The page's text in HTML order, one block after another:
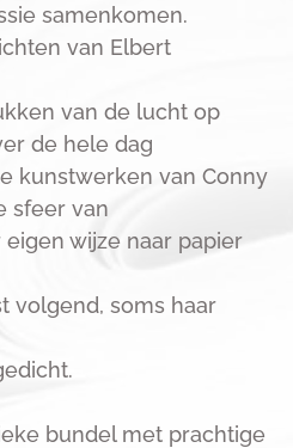
samenkomen.
van Elbert
van de lucht op
de hele dag
kunstwerken van Conny
sfeer van
wijze naar papier
volgend, soms haar
bundel met prachtige